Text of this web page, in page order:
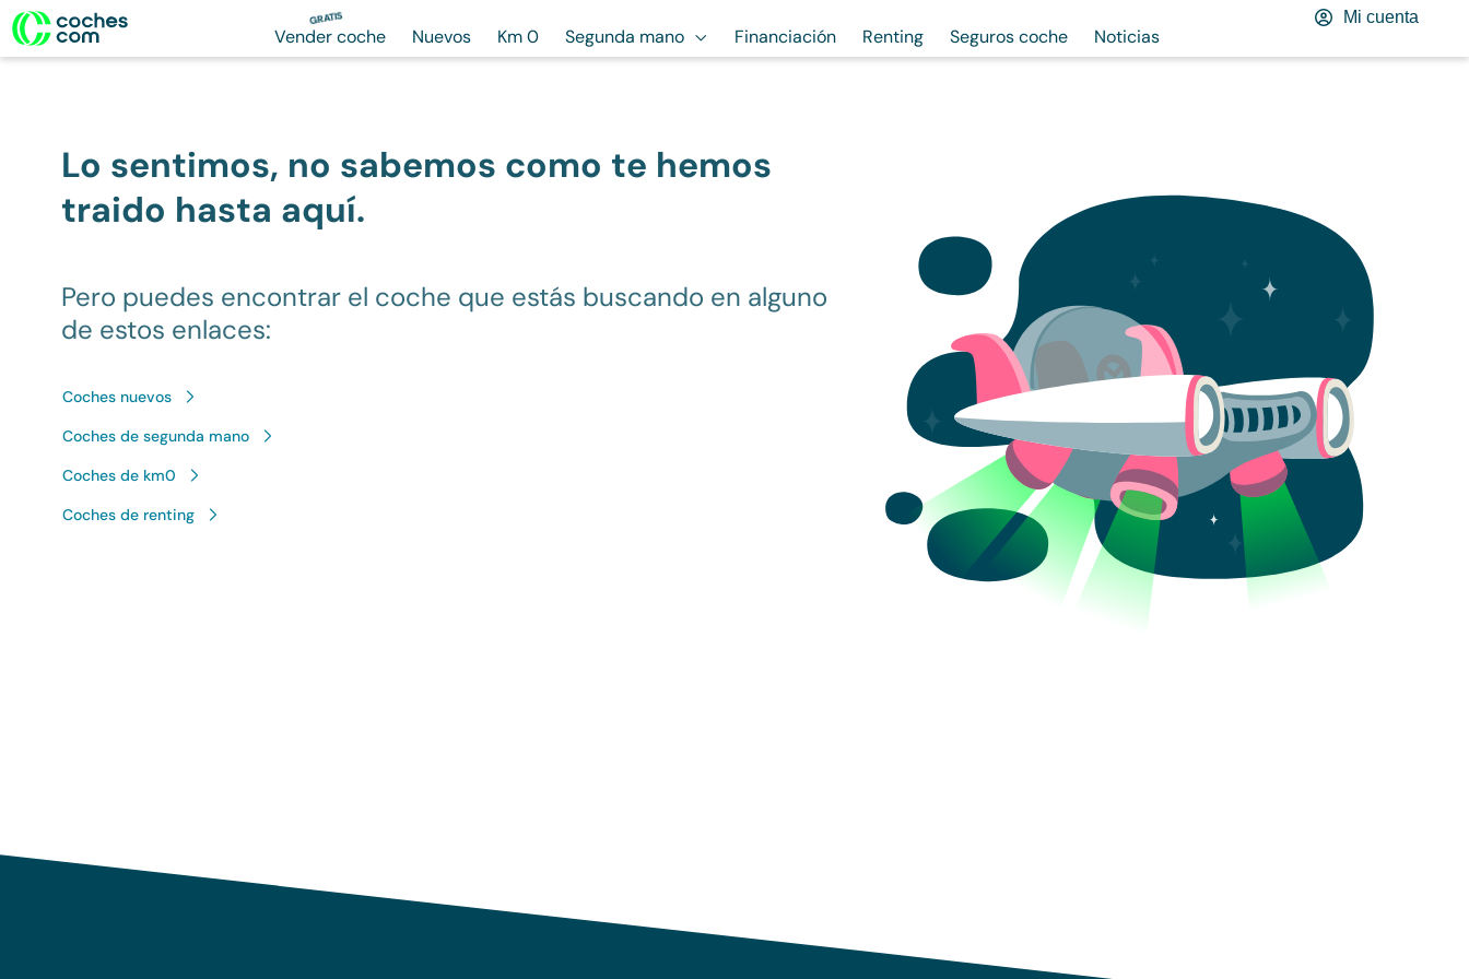
GRATIS
Vender coche Nuevos Km 0 Segunda mano Financiación Renting Seguros coche Noticias
Mi cuenta
Lo sentimos, no sabemos como te hemos
traido hasta aquí.
Pero puedes encontrar el coche que estás buscando en alguno
de estos enlaces:
Coches nuevos
Coches de segunda mano
Coches de km0
Coches de renting